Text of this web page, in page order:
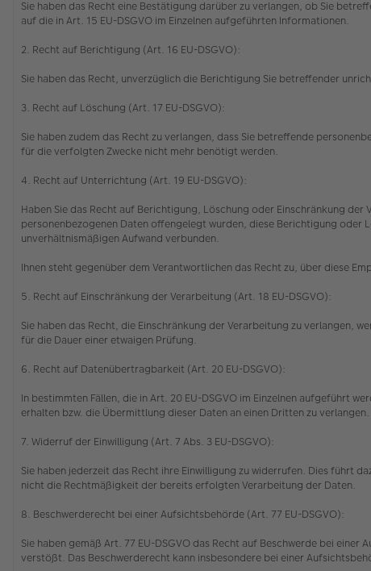
Sie haben das Recht eine Bestätigung darüber zu verlangen, ob Sie
auf die in Art. 15 EU-DSGVO im Einzelnen aufgeführten Informationen.
2. Recht auf Berichtigung (Art. 16 EU-DSGVO):
Sie haben das Recht, unverzüglich die Berichtigung Sie betreffender
3. Recht auf Löschung (Art. 17 EU-DSGVO):
Sie haben zudem das Recht zu verlangen, dass Sie betreffende
für die verfolgten Zwecke nicht mehr benötigt werden.
4. Recht auf Unterrichtung (Art. 19 EU-DSGVO):
Haben Sie das Recht auf Berichtigung, Löschung oder Einschränkung
personenbezogenen Daten offengelegt wurden, diese Berichtigung oder
unverhältnismäßigen Aufwand verbunden.
Ihnen steht gegenüber dem Verantwortlichen das Recht zu, über diese
5. Recht auf Einschränkung der Verarbeitung (Art. 18 EU-DSGVO):
Sie haben das Recht, die Einschränkung der Verarbeitung zu verlangen,
für die Dauer einer etwaigen Prüfung.
6. Recht auf Datenübertragbarkeit (Art. 20 EU-DSGVO):
In bestimmten Fällen, die in Art. 20 EU-DSGVO im Einzelnen aufgeführt
erhalten bzw. die Übermittlung dieser Daten an einen Dritten zu verlangen.
7. Widerruf der Einwilligung (Art. 7 Abs. 3 EU-DSGVO):
Sie haben jederzeit das Recht ihre Einwilligung zu widerrufen. Dies führt
nicht die Rechtmäßigkeit der bereits erfolgten Verarbeitung der Daten.
8. Beschwerderecht bei einer Aufsichtsbehörde (Art. 77 EU-DSGVO):
Sie haben gemäß Art. 77 EU-DSGVO das Recht auf Beschwerde bei
verstößt. Das Beschwerderecht kann insbesondere bei einer